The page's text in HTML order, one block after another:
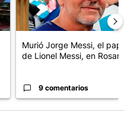
Murió Jorge Messi, el papá
de Lionel Messi, en Rosario
9 comentarios